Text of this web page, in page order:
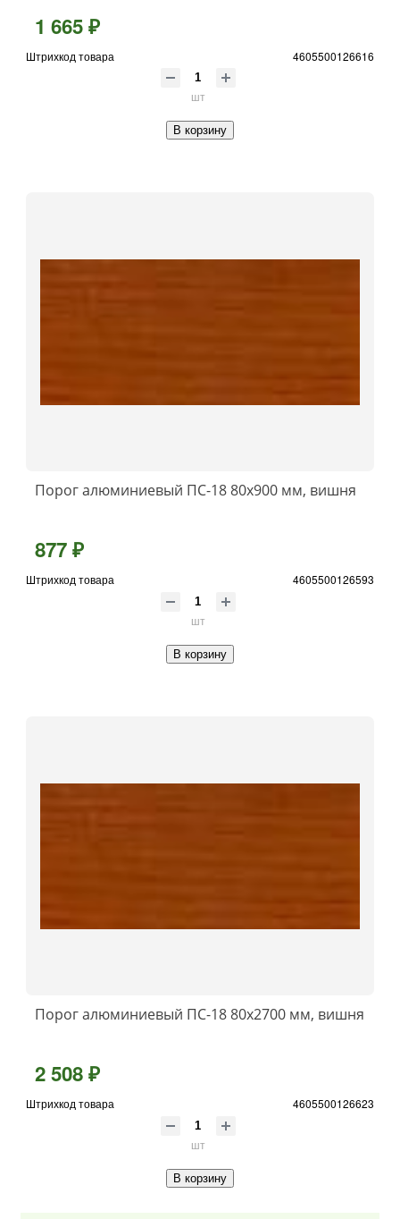
1 665 ₽
Штрихкод товара 4605500126616
шт
В корзину
Порог алюминиевый ПС-18 80x900 мм, вишня
877 ₽
Штрихкод товара 4605500126593
шт
В корзину
Порог алюминиевый ПС-18 80x2700 мм, вишня
2 508 ₽
Штрихкод товара 4605500126623
шт
В корзину